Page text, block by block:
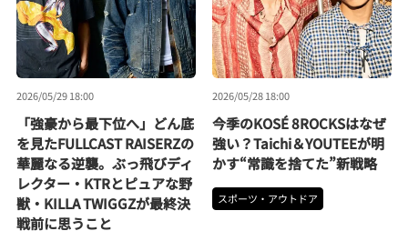
2026/05/29 18:00
「強豪から最下位へ」どん底
を見たFULLCAST RAISERZの
華麗なる逆襲。ぶっ飛びディ
レクター・KTRとピュアな野
獣・KILLA TWIGGZが最終決
戦前に思うこと
2026/05/28 18:00
今季のKOSÉ 8ROCKSはなぜ
強い？Taichi＆YOUTEEが明
かす“常識を捨てた”新戦略
スポーツ・アウトドア